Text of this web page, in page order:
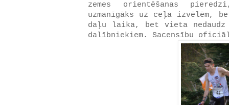
zemes orientēšanas
uzmanīgāks uz ceļa izvēlēm,
daļu laika, bet vieta
dalībniekiem. Sacensību